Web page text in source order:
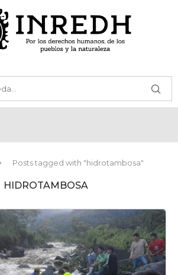
Posts tagged with "hidrotambosa"
HIDROTAMBOSA